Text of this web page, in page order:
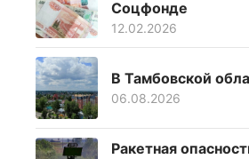
Соцфонде
12.02.2026
В Тамбовской
06.08.2026
Ракетная